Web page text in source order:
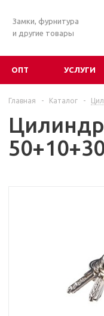
Замки, фурнитура
и другие товары
ОПТ УСЛУГИ
Главная - Каталог -